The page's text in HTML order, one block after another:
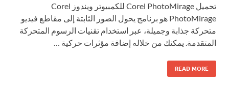
تحميل Corel PhotoMirage للكمبيوتر ويندوز Corel
PhotoMirage هو برنامج يحول الصور الثابتة إلى مقاطع فيديو
متحركة جذابة وجميلة، عبر استخدام تقنيات الرسوم المتحركة
المتقدمة. يمكنك من خلاله إضافة مؤثرات حركية …
READ MORE